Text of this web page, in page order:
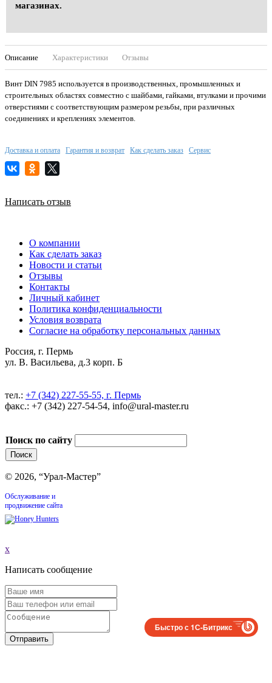
магазинах.
Описание Характеристики Отзывы
Винт DIN 7985 используется в производственных, промышленных и
строительных областях совместно с шайбами, гайками, втулками и прочими
отверстиями с соответствующим размером резьбы, при различных
соединениях и креплениях элементов.
Доставка и оплата Гарантия и возврат Как сделать заказ Сервис
Написать отзыв
О компании
Как сделать заказ
Новости и статьи
Отзывы
Контакты
Личный кабинет
Политика конфиденциальности
Условия возврата
Согласие на обработку персональных данных
Россия, г. Пермь
ул. В. Васильева, д.3 корп. Б
тел.: +7 (342) 227-55-55, г. Пермь
факс.: +7 (342) 227-54-54, info@ural-master.ru
Поиск по сайту
© 2026, “Урал-Мастер”
Обслуживание и
продвижение сайта
x
Написать сообщение
Отправить
Быстро с 1С-Битрикс